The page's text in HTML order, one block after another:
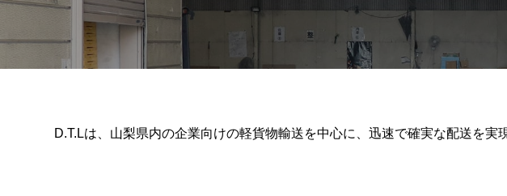
D.T.Lは、山梨県内の企業向けの軽貨物輸送を中心に、迅速で確実な配送を実